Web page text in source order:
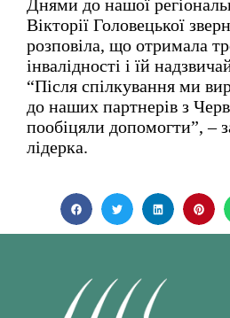
Днями до нашої
Вікторії Головецької
розповіла, що отримала
інвалідності і їй
“Після спілкування ми
до наших партнерів з
пообіцяли допомогти”, –
лідерка.